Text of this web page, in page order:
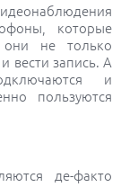
которые
не только
вести запись. А
и
пользуются
де-факто